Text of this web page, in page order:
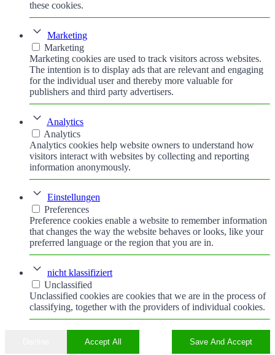
these cookies.
Marketing
Marketing
Marketing cookies are used to track visitors across websites.
The intention is to display ads that are relevant and engaging
for the individual user and thereby more valuable for
publishers and third party advertisers.
Analytics
Analytics
Analytics cookies help website owners to understand how
visitors interact with websites by collecting and reporting
information anonymously.
Einstellungen
Preferences
Preference cookies enable a website to remember information
that changes the way the website behaves or looks, like your
preferred language or the region that you are in.
nicht klassifiziert
Unclassified
Unclassified cookies are cookies that we are in the process of
classifying, together with the providers of individual cookies.
Accept All Save And Accept